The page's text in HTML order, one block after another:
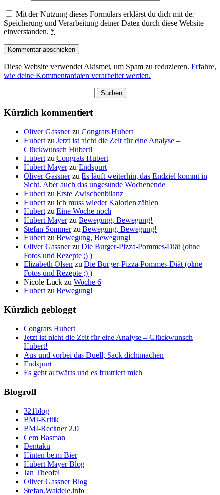
Mit der Nutzung dieses Formulars erklärst du dich mit der
Speicherung und Verarbeitung deiner Daten durch diese Website
einverstanden. *
Diese Website verwendet Akismet, um Spam zu reduzieren. Erfahre,
wie deine Kommentardaten verarbeitet werden.
nach:
Kürzlich kommentiert
Oliver Gassnerzu Congrats Hubert
Hubert zu Jetzt ist nicht die Zeit für eine Analyse –
Glückwunsch Hubert!
Hubert zu Congrats Hubert
Hubert Mayerzu Endspurt
Oliver Gassnerzu Es läuft weiterhin, das Endziel kommt in
Sicht. Aber auch das ungesunde Wochenende
Hubert zu Erste Zwischenbilanz
Hubert zu Ich muss wieder Kalorien zählen
Hubert zu Eine Woche noch
Hubert Mayerzu Bewegung, Bewegung!
Stefan Sommerzu Bewegung, Bewegung!
Hubert zu Bewegung, Bewegung!
Oliver Gassnerzu Die Burger-Pizza-Pommes-Diät (ohne
Fotos und Rezepte ;) )
Elizabeth Olsen zu Die Burger-Pizza-Pommes-Diät (ohne
Fotos und Rezepte ;) )
Nicole Luck zu Woche 6
Hubert zu Bewegung!
Kürzlich gebloggt
Congrats Hubert
Jetzt ist nicht die Zeit für eine Analyse – Glückwunsch
Hubert!
Aus und vorbei das Duell, Sack dichtmachen
Endspurt
Es geht aufwärts und es frustriert mich
Blogroll
321blog
BMI-Kritik
BMI-Rechner 2.0
Cem Basman
Dentaku
Hinten beim Bier
Hubert Mayer Blog
Jan Theofel
Oliver Gassner Blog
Stefan.Waidele.info